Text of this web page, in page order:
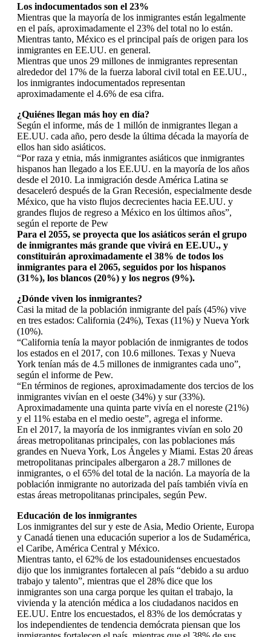
Los indocumentados son el 23%
Mientras que la mayoría de los inmigrantes están legalmente
en el país, aproximadamente el 23% del total no lo están.
Mientras tanto, México es el principal país de origen para los
inmigrantes en EE.UU. en general.
Mientras que unos 29 millones de inmigrantes representan
alrededor del 17% de la fuerza laboral civil total en EE.UU.,
los inmigrantes indocumentados representan
aproximadamente el 4.6% de esa cifra.
¿Quiénes llegan más hoy en día?
Según el informe, más de 1 millón de inmigrantes llegan a
EE.UU. cada año, pero desde la última década la mayoría de
ellos han sido asiáticos.
“Por raza y etnia, más inmigrantes asiáticos que inmigrantes
hispanos han llegado a los EE.UU. en la mayoría de los años
desde el 2010. La inmigración desde América Latina se
desaceleró después de la Gran Recesión, especialmente desde
México, que ha visto flujos decrecientes hacia EE.UU. y
grandes flujos de regreso a México en los últimos años”,
según el reporte de Pew
Para el 2055, se proyecta que los asiáticos serán el grupo
de inmigrantes más grande que vivirá en EE.UU., y
constituirán aproximadamente el 38% de todos los
inmigrantes para el 2065, seguidos por los hispanos
(31%), los blancos (20%) y los negros (9%).
¿Dónde viven los inmigrantes?
Casi la mitad de la población inmigrante del país (45%) vive
en tres estados: California (24%), Texas (11%) y Nueva York
(10%).
“California tenía la mayor población de inmigrantes de todos
los estados en el 2017, con 10.6 millones. Texas y Nueva
York tenían más de 4.5 millones de inmigrantes cada uno”,
según el informe de Pew.
“En términos de regiones, aproximadamente dos tercios de los
inmigrantes vivían en el oeste (34%) y sur (33%).
Aproximadamente una quinta parte vivía en el noreste (21%)
y el 11% estaba en el medio oeste”, agrega el informe.
En el 2017, la mayoría de los inmigrantes vivían en solo 20
áreas metropolitanas principales, con las poblaciones más
grandes en Nueva York, Los Ángeles y Miami. Estas 20 áreas
metropolitanas principales albergaron a 28.7 millones de
inmigrantes, o el 65% del total de la nación. La mayoría de la
población inmigrante no autorizada del país también vivía en
estas áreas metropolitanas principales, según Pew.
Educación de los inmigrantes
Los inmigrantes del sur y este de Asia, Medio Oriente, Europa
y Canadá tienen una educación superior a los de Sudamérica,
el Caribe, América Central y México.
Mientras tanto, el 62% de los estadounidenses encuestados
dijo que los inmigrantes fortalecen al país “debido a su arduo
trabajo y talento”, mientras que el 28% dice que los
inmigrantes son una carga porque les quitan el trabajo, la
vivienda y la atención médica a los ciudadanos nacidos en
EE.UU. Entre los encuestados, el 83% de los demócratas y
los independientes de tendencia demócrata piensan que los